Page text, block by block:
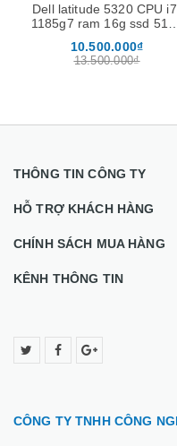
Dell latitude 5320 CPU
1185g7 ram 16g ssd 512g
10.500.000₫
13.500.000₫
THÔNG TIN CÔNG TY
HỖ TRỢ KHÁCH HÀNG
CHÍNH SÁCH MUA HÀNG
KÊNH THÔNG TIN
CÔNG TY TNHH CÔNG